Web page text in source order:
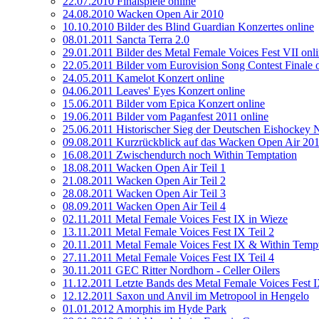
24.08.2010 Wacken Open Air 2010
10.10.2010 Bilder des Blind Guardian Konzertes online
08.01.2011 Sancta Terra 2.0
29.01.2011 Bilder des Metal Female Voices Fest VII
22.05.2011 Bilder vom Eurovision Song Contest Finale
24.05.2011 Kamelot Konzert online
04.06.2011 Leaves' Eyes Konzert online
15.06.2011 Bilder vom Epica Konzert online
19.06.2011 Bilder vom Paganfest 2011 online
25.06.2011 Historischer Sieg der Deutschen Eishockey
09.08.2011 Kurzrückblick auf das Wacken Open Air
16.08.2011 Zwischendurch noch Within Temptation
18.08.2011 Wacken Open Air Teil 1
21.08.2011 Wacken Open Air Teil 2
28.08.2011 Wacken Open Air Teil 3
08.09.2011 Wacken Open Air Teil 4
02.11.2011 Metal Female Voices Fest IX in Wieze
13.11.2011 Metal Female Voices Fest IX Teil 2
20.11.2011 Metal Female Voices Fest IX & Within
27.11.2011 Metal Female Voices Fest IX Teil 4
30.11.2011 GEC Ritter Nordhorn - Celler Oilers
11.12.2011 Letzte Bands des Metal Female Voices Fest
12.12.2011 Saxon und Anvil im Metropool in Hengelo
01.01.2012 Amorphis im Hyde Park